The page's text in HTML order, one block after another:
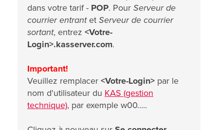
dans votre tarif - POP. Pour Serveur de
courrier entrantet Serveur de courrier
sortant, entrez <Votre-
Login>.kasserver.com.
Important!
Veuillez remplacer <Votre-Login> par le
nom d'utilisateur du KAS (gestion
technique), par exemple w00.....